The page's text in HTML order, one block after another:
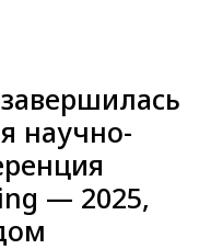
научно-
— 2025,